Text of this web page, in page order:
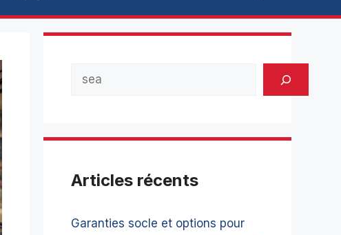
Articles récents
Garanties socle et options pour